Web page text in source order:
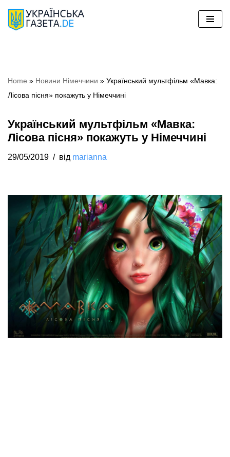
Перейти
Home » Новини Німеччини » Український мультфільм «Мавка:
Лісова пісня» покажуть у Німеччині
Український мультфільм «Мавка:
Лісова пісня» покажуть у Німеччині
29/05/2019 від marianna